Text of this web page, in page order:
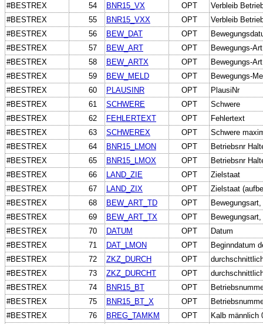
#BESTREX
54 BNR15_VX OPT
Verbleib
#BESTREX
55 BNR15_VXX OPT
Verbleib
#BESTREX
56 BEW_DAT OPT
#BESTREX
57 BEW_ART OPT
Bewegungs-Art
#BESTREX
58 BEW_ARTX OPT
Bewegungs-
#BESTREX
59 BEW_MELD OPT
Bewegungs-
#BESTREX
60 PLAUSINR OPT
PlausiNr
#BESTREX
61 SCHWERE OPT
Schwere
#BESTREX
62 FEHLERTEXT OPT
Fehlertext
#BESTREX
63 SCHWEREX OPT
Schwere
#BESTREX
64 BNR15_LMON OPT
Betriebsnr
#BESTREX
65 BNR15_LMOX OPT
Betriebsnr
#BESTREX
66 LAND_ZIE OPT
Zielstaat
#BESTREX
67 LAND_ZIX OPT
Zielstaat
#BESTREX
68 BEW_ART_TD OPT
#BESTREX
69 BEW_ART_TX OPT
#BESTREX
70 DATUM OPT
Datum
#BESTREX
71 DAT_LMON OPT
Beginndatum
#BESTREX
72 ZKZ_DURCH OPT
#BESTREX
73 ZKZ_DURCHT OPT
#BESTREX
74 BNR15_BT OPT
#BESTREX
75 BNR15_BT_X OPT
#BESTREX
76 BREG_TAMKM OPT
Kalb männlich